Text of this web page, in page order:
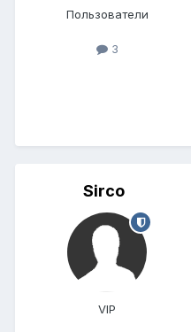
Пользователи
3
Sirco
VIP